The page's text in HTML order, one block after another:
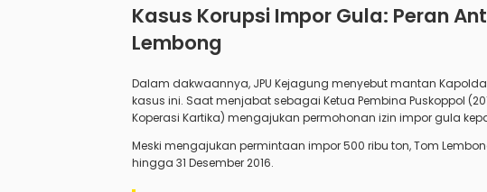
Kasus Korupsi Impor Gula: Peran
Lembong
Dalam dakwaannya, JPU Kejagung menyebut mantan
kasus ini. Saat menjabat sebagai Ketua Pembina Puskoppol
Koperasi Kartika) mengajukan permohonan izin impor gula
Meski mengajukan permintaan impor 500 ribu ton, Tom
hingga 31 Desember 2016.